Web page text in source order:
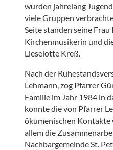
wurden jahrelang
viele Gruppen
Seite standen seine
Kirchenmusikerin und
Lieselotte Kreß.
Nach der
Lehmann, zog Pfarrer
Familie im Jahr 1984 in
konnte die von Pfarrer
ökumenischen
allem die
Nachbargemeinde St.